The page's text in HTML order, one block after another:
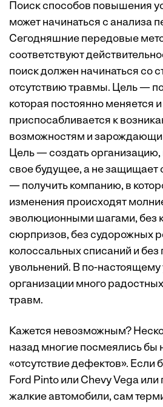
Поиск способов повышения
может начинаться с анализа
Сегодняшние передовые
соответствуют
поиск должен начинаться со
отсутствию травмы. Цель —
которая постоянно меняется и
приспосабливается к
возможностям и
Цель — создать организацию,
свое будущее, а не защищает
— получить компанию, в
изменения происходят
эволюционными шагами, без
сюрпризов, без судорожных
колоссальных списаний и без
увольнений. В по-настоящему
организации много
травм.
Кажется невозможным?
назад многие посмеялись бы
«отсутствие дефектов». Если
Ford Pinto или Chevy Vega или
жалкие автомобили, сам